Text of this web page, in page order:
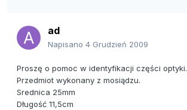
ad
Napisano 4 Grudzień 2009
Proszę o pomoc w identyfikacji części optyki.
Przedmiot wykonany z mosiądzu.
Srednica 25mm
Długość 11,5cm